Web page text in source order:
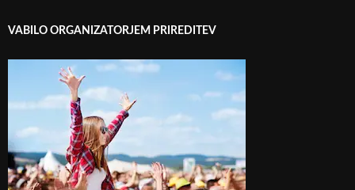
VABILO ORGANIZATORJEM PRIREDITEV